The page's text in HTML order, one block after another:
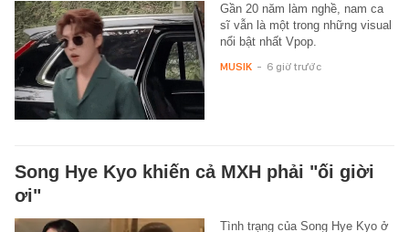
Gần 20 năm làm nghề, nam ca
sĩ vẫn là một trong những visual
nổi bật nhất Vpop.
MUSIK - 6 giờ trước
Song Hye Kyo khiến cả MXH phải "ối giời
ơi"
Tình trạng của Song Hye Kyo ở